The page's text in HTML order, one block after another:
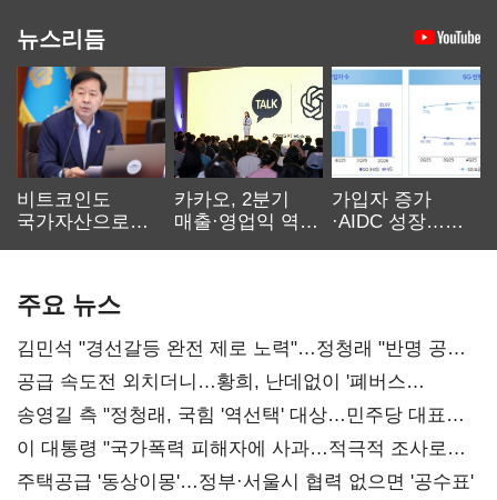
뉴스리듬
비트코인도
국가자산으로…'
카카오, 2분기
매출·영업익 역대
가입자 증가
·AIDC 성장…
주요 뉴스
김민석 "경선갈등 완전 제로 노력"…정청래 "반명 공세
사과부터"
공급 속도전 외치더니…황희, 난데없이 '폐버스
리모델링' 제안
송영길 측 "정청래, 국힘 '역선택' 대상…민주당 대표로
총선 지휘 못해"
이 대통령 "국가폭력 피해자에 사과…적극적 조사로
진실 밝혀야"
주택공급 '동상이몽'…정부·서울시 협력 없으면 '공수표'